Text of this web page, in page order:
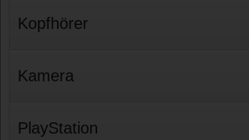
Kopfhörer
Kamera
PlayStation